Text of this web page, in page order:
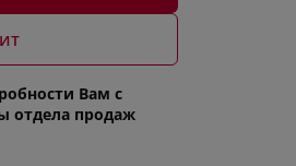
Вам с
отдела продаж